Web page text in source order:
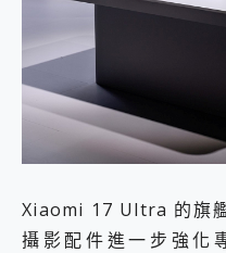
Xiaomi 17 Ultra 的旗
攝影配件進一步強化